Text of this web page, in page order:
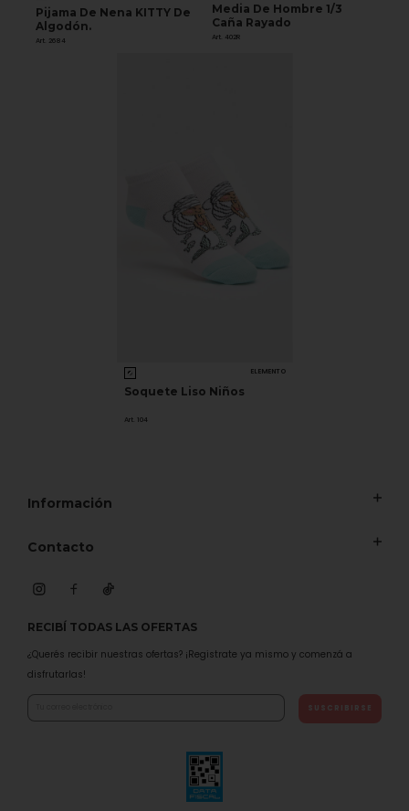
Pijama De Nena KITTY De
Algodón.
Art. 2684
Media De Hombre 1/3
Caña Rayado
Art. 402R
ELEMENTO
Soquete Liso Niños
Art. 104
Información
Contacto
RECIBÍ TODAS LAS OFERTAS
¿Querés recibir nuestras ofertas? ¡Registrate ya mismo y comenzá a
disfrutarlas!